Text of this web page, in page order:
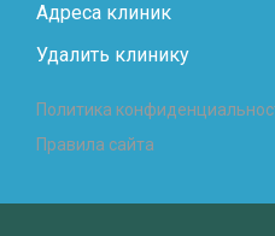
Адреса клиник
Удалить клинику
Политика
Правила сайта